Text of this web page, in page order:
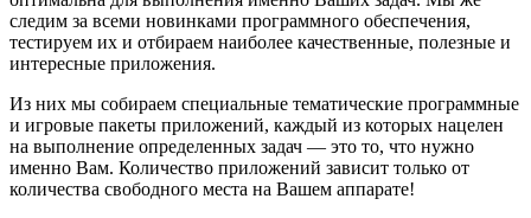
следим за всеми новинками программного обеспечения,
тестируем их и отбираем наиболее качественные, полезные и
интересные приложения.
Из них мы собираем специальные тематические программные
и игровые пакеты приложений, каждый из которых нацелен
на выполнение определенных задач — это то, что нужно
именно Вам. Количество приложений зависит только от
количества свободного места на Вашем аппарате!